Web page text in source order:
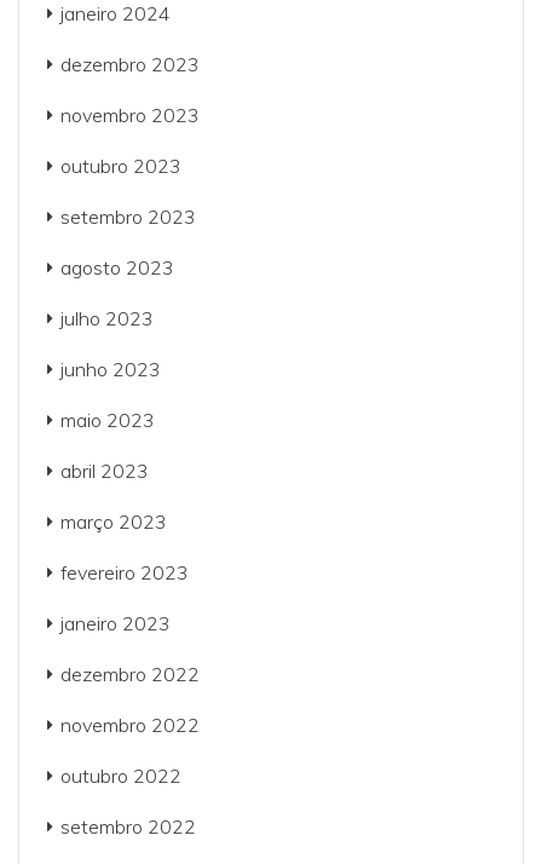
janeiro 2024
dezembro 2023
novembro 2023
outubro 2023
setembro 2023
agosto 2023
julho 2023
junho 2023
maio 2023
abril 2023
março 2023
fevereiro 2023
janeiro 2023
dezembro 2022
novembro 2022
outubro 2022
setembro 2022